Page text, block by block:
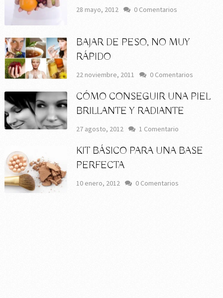
28 mayo, 2012 0 Comentarios
BAJAR DE PESO, NO MUY
RÁPIDO
22 noviembre, 2011 0 Comentarios
CÓMO CONSEGUIR UNA PIEL
BRILLANTE Y RADIANTE
27 agosto, 2012 1 Comentario
KIT BÁSICO PARA UNA BASE
PERFECTA
10 enero, 2012 0 Comentarios